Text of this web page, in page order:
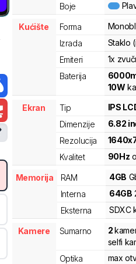
Boje
Kućište Forma
Izrada
Staklo
Emiteri
1x
Baterija
6000
10W
Ekran Tip IPS
Dimenzije
6.82
Rezolucija
1640x
Kvalitet
90Hz
Memorija RAM 4GB
Interna
64GB
Eksterna
SDXC
Kamere Sumarno 2
selfi
Optika
max